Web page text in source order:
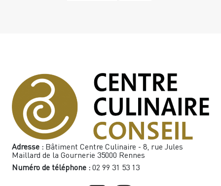
Adresse : Bâtiment Centre Culinaire - 8, rue Jules
Maillard de la Gournerie 35000 Rennes
Numéro de téléphone : 02 99 31 53 13